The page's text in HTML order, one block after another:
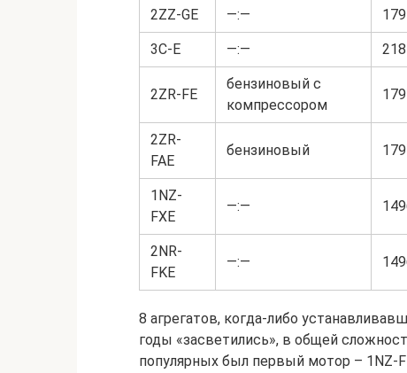
2ZZ-GE —:—
3C-E —:—
2ZR-FE
бензиновый с
компрессором
2ZR-
FAE
бензиновый
1NZ-
FXE
—:—
2NR-
FKE
—:—
8 агрегатов, когда-либо
годы «засветились», в общей
популярных был первый мотор – 1NZ-